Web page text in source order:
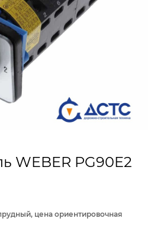
WEBER PG90E2
цена ориентировочная